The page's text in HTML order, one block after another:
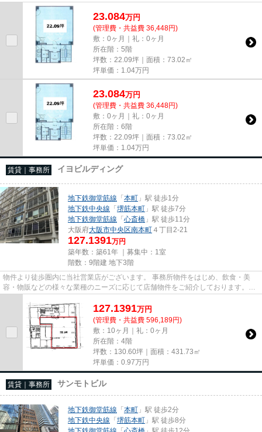
尚、弊社ではおとり広告は一切...
23.084万円
(管理費・共益費 36,448円)
敷：0ヶ月｜礼：0ヶ月
所在階：5階
坪数：22.09坪｜面積：73.02㎡
坪単価： 1.04万円
23.084万円
(管理費・共益費 36,448円)
敷：0ヶ月｜礼：0ヶ月
所在階：6階
坪数：22.09坪｜面積：73.02㎡
坪単価： 1.04万円
賃貸｜事務所 イヨビルディング
地下鉄御堂筋線 「本町 」駅 徒歩1分
地下鉄中央線 「堺筋本町 」駅 徒歩7分
地下鉄御堂筋線 「心斎橋 」駅 徒歩11分
大阪府大阪市中央区南本町 ４丁目2-21
127.1391万円
築年数：築61年 ｜募集中： 1室
階数：9階建 地下3階
物件より徒歩圏内に当社営業店がございます。 事務所物件をはじめ、飲食・美
容・物販などの様々な業種のニーズに応じて店舗物件をご紹介しております。
尚、弊社ではおとり広告は一切...
127.1391万円
(管理費・共益費 596,189円)
敷：10ヶ月｜礼：0ヶ月
所在階：4階
坪数：130.60坪｜面積：431.73㎡
坪単価： 0.97万円
賃貸｜事務所 サンモトビル
地下鉄御堂筋線 「本町 」駅 徒歩2分
地下鉄中央線 「堺筋本町 」駅 徒歩8分